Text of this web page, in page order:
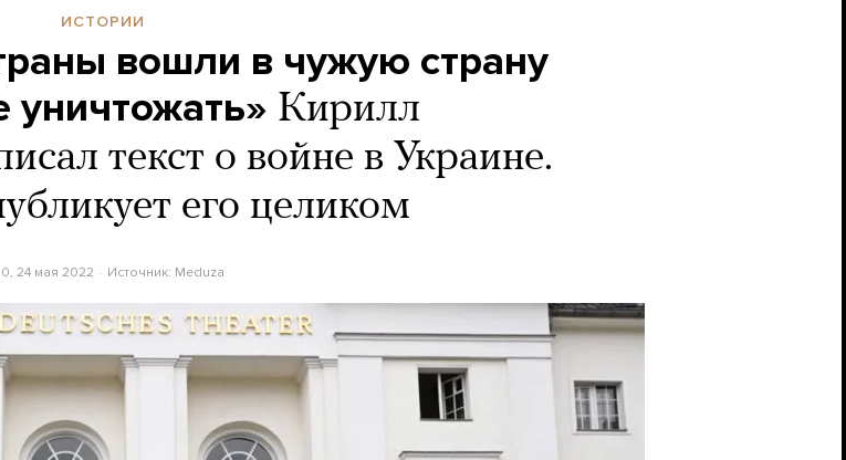
ИСТОРИИ
вошли в чужую страну
уничтожать» Кирилл
текст о войне в Украине.
его целиком
24 мая 2022 Источник: Meduza